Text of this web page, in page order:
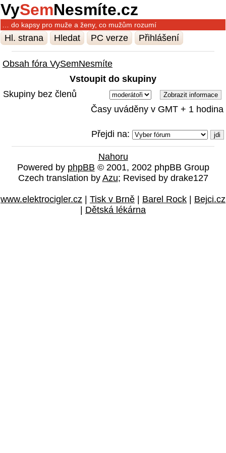
VySemNesmíte.cz
… do kapsy pro muže a ženy, co mužům rozumí
Hl. strana Hledat PC verze Přihlášení
Obsah fóra VySemNesmíte
Vstoupit do skupiny
Skupiny bez členů
Časy uváděny v GMT + 1 hodina
Přejdi na:
Nahoru
Powered by phpBB © 2001, 2002 phpBB Group
Czech translation by Azu; Revised by drake127
www.elektrocigler.cz Tisk v Brně Barel Rock
Bejci.cz
Dětská lékárna